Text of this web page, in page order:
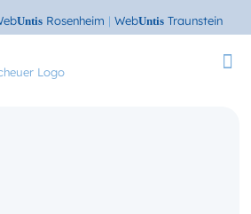
Untis Rosenheim | WebUntis Traunstein